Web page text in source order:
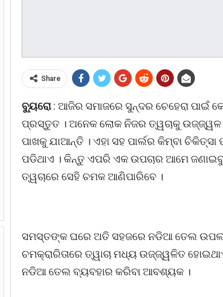
Share
ବ୍ୟୁରୋ: ଆଜିର ସମାଜରେ ସୁନ୍ଦର ଚେହେରା ପାଇଁ
ପ୍ରସ୍ତୁତ । ଅନେକ ଲୋକ ନିଜର ତ୍ୱଚାକୁ ଉଜ୍ଜ୍ୱଳ
ପାଖକୁ ଯାଆନ୍ତି । ଏହା ସହ ପାର୍ଲର କିମ୍ବା ଚିକିତ୍ସା
ପଡିଥାଏ । କିନ୍ତୁ ଏପରି ଏକ ଉପଚାର ଆମେ ଜଣାଇବୁ
ତ୍ୱଚାରେ ସେହି ଚମକ ଆଣିପାରିବେ ।
ସମସ୍ତଙ୍କ ଘରେ ଅତି ସହଜରେ ନଡିଆ ତେଲ
ଚମକ୍ରାରିତାରେ ତ୍ୱାଚା ମଧ୍ୟ ଉଜ୍ଜ୍ୱଳିତ
ନଡିଆ ତେଲ ବ୍ୟବହାର କରିବା ଆବଶ୍ୟକ ।